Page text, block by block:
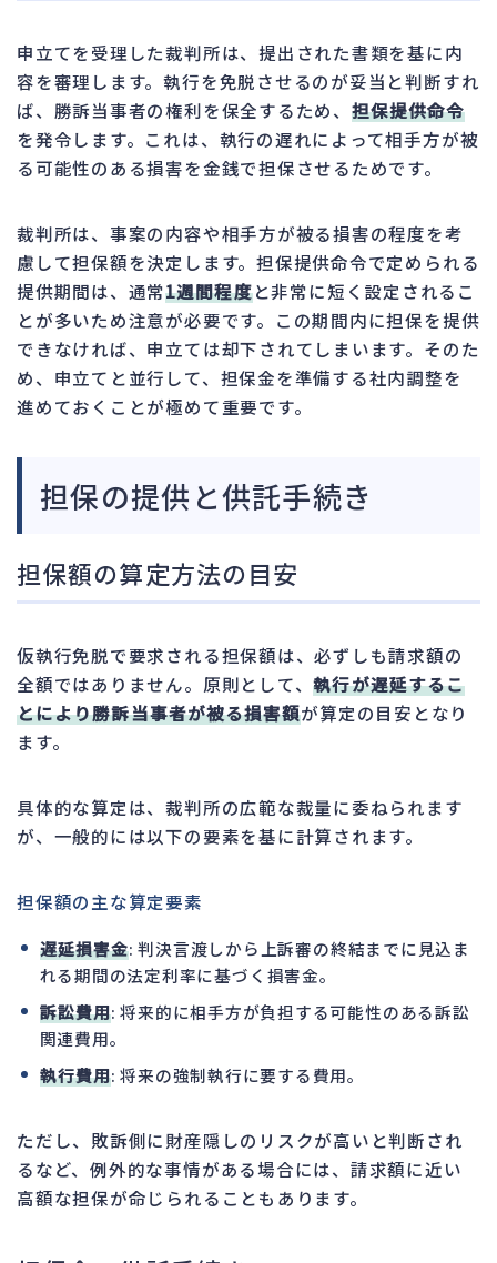
申立てを受理した裁判所は、提出された書類を基に内
容を審理します。執行を免脱させるのが妥当と判断すれ
ば、勝訴当事者の権利を保全するため、 担保提供命令
を発令します。これは、執行の遅れによって相手方が被
る可能性のある損害を金銭で担保させるためです。
裁判所は、事案の内容や相手方が被る損害の程度を考
慮して担保額を決定します。担保提供命令で定められる
提供期間は、通常1週間程度と非常に短く設定されるこ
とが多いため注意が必要です。この期間内に担保を提供
できなければ、申立ては却下されてしまいます。そのた
め、申立てと並行して、担保金を準備する社内調整を
進めておくことが極めて重要です。
担保の提供と供託手続き
担保額の算定方法の目安
仮執行免脱で要求される担保額は、必ずしも請求額の
全額ではありません。原則として、執行が遅延するこ
とにより勝訴当事者が被る損害額が算定の目安となり
ます。
具体的な算定は、裁判所の広範な裁量に委ねられます
が、一般的には以下の要素を基に計算されます。
担保額の主な算定要素
遅延損害金: 判決言渡しから上訴審の終結までに見込ま
れる期間の法定利率に基づく損害金。
訴訟費用: 将来的に相手方が負担する可能性のある訴訟
関連費用。
執行費用: 将来の強制執行に要する費用。
ただし、敗訴側に財産隠しのリスクが高いと判断され
るなど、例外的な事情がある場合には、請求額に近い
高額な担保が命じられることもあります。